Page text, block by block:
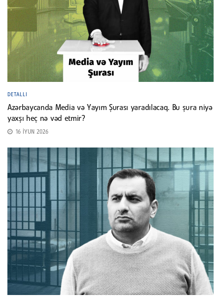
DETALLI
Azərbaycanda Media və Yayım Şurası yaradılacaq. Bu şura niyə
yaxşı heç nə vəd etmir?
16 İYUN 2026